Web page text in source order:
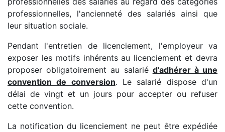
professionnelles, l'ancienneté des salariés ainsi que
leur situation sociale.
Pendant l'entretien de licenciement, l'employeur va
exposer les motifs inhérents au licenciement et devra
proposer obligatoirement au salarié d'adhérer à une
convention de conversion. Le salarié dispose d'un
délai de vingt et un jours pour accepter ou refuser
cette convention.
La notification du licenciement ne peut être expédiée